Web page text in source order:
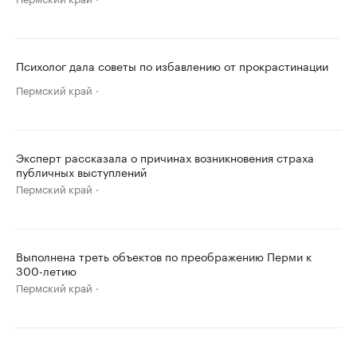
Психолог дала советы по избавлению от прокрастинации
Пермский край
Эксперт рассказала о причинах возникновения страха
публичных выступлений
Пермский край
Выполнена треть объектов по преображению Перми к
300-летию
Пермский край